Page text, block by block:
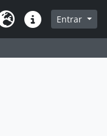
Ligações rápidas
Entrar